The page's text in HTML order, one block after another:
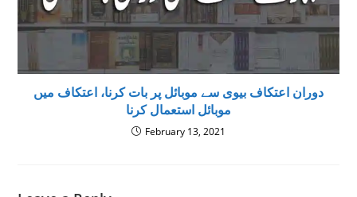
دوران اعتکاف بیوی سے موبائل پر بات کرنا، اعتکاف میں
موبائل استعمال كرنا
February 13, 2021